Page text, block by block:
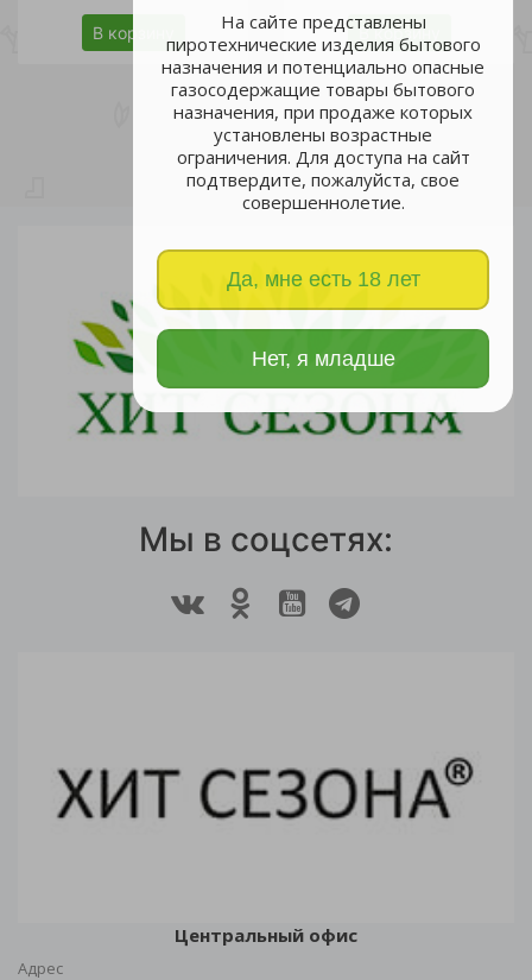
На сайте представлены
пиротехнические изделия бытового
назначения и потенциально опасные
газосодержащие товары бытового
назначения, при продаже которых
установлены возрастные
ограничения. Для доступа на сайт
подтвердите, пожалуйста, свое
совершеннолетие.
Да, мне есть 18 лет
Нет, я младше
В корзину
В корзину
Мы в соцсетях:
Центральный офис
Адрес